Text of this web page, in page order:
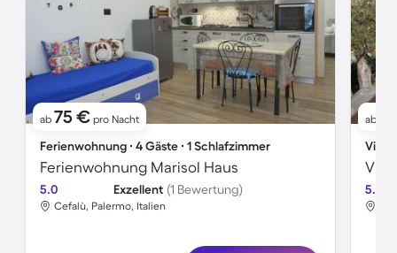
ab 75 € pro Nacht
Ferienwohnung ∙ 4 Gäste ∙ 1 Schlafzimmer
Ferienwohnung Marisol Haus
5.0 Exzellent (1 Bewertung)
Cefalù, Palermo, Italien
ab
Villa
5.0